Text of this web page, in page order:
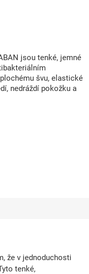
jsou tenké, jemné
švu, elastické
nedráždí pokožku a
že v jednoduchosti
tenké,